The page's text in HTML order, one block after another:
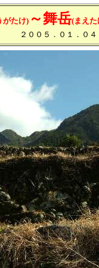
がたけ)～舞岳(まえた
２００５．０１．０４